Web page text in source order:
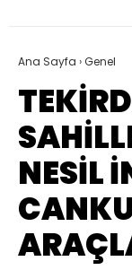
Ana Sayfa ›Genel
NESİL